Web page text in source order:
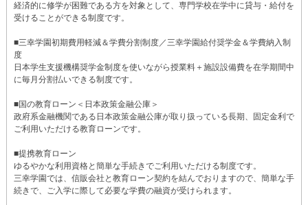
経済的に修学が困難である方を対象として、専門学校在学中に貸与・給付を
受けることができる制度です。
■三幸学園初期費用軽減＆学費分割制度／三幸学園給付奨学金＆学費納入制
度
日本学生支援機構奨学金制度を使いながら授業料＋施設設備費を在学期間中
に毎月分割払いできる制度です。
■国の教育ローン＜日本政策金融公庫＞
政府系金融機関である日本政策金融公庫が取り扱っている長期、固定金利で
ご利用いただける教育ローンです。
■提携教育ローン
ゆるやかな利用資格と簡単な手続きでご利用いただける制度です。
三幸学園では、信販会社と教育ローン契約を結んでおりますので、簡単な手
続きで、ご入学に際して必要な学費の融資が受けられます。